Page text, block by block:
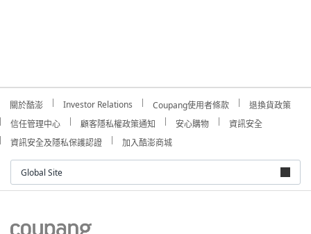
關於酷澎 Investor Relations Coupang使用者條款
退換貨政策
信任管理中心
顧客隱私權政策通知 安心購物
資訊安全
資訊安全及隱私保護認證
加入酷澎商城
Global Site